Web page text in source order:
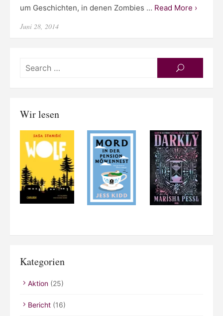
um Geschichten, in denen Zombies … Read More ›
Posted
Juni 28, 2014
SEARCH
Wir lesen
Kategorien
Aktion (25)
Bericht (16)